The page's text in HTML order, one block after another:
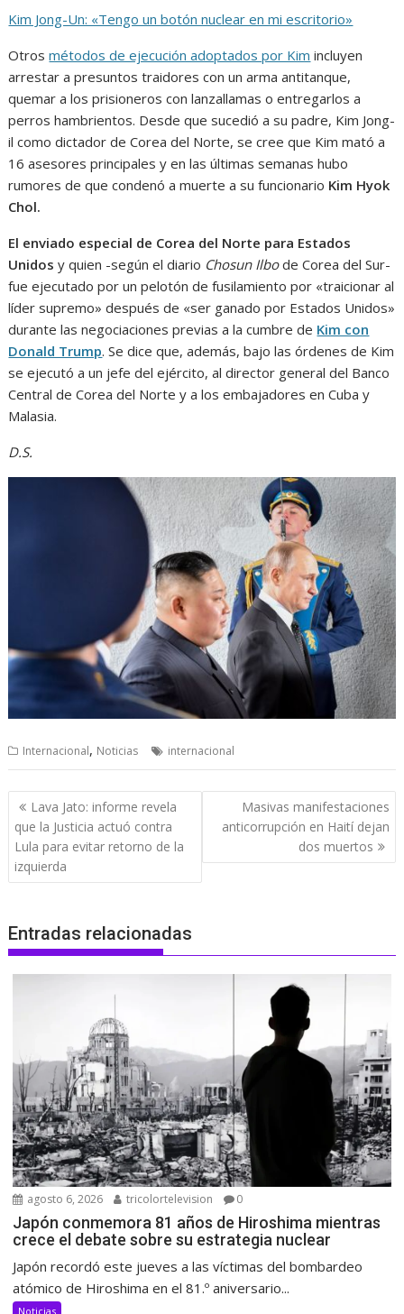
Kim Jong-Un: «Tengo un botón nuclear en mi escritorio»
Otrosmétodos de ejecución adoptados por Kim incluyen
arrestar a presuntos traidores con un arma antitanque,
quemar a los prisioneros con lanzallamas o entregarlos a
perros hambrientos. Desde que sucedió a su padre, Kim Jong-
il como dictador de Corea del Norte, se cree que Kim mató a
16 asesores principales y en las últimas semanas hubo
rumores de que condenó a muerte a su funcionario Kim Hyok
Chol.
El enviado especial de Corea del Norte para Estados
Unidos y quien -según el diario Chosun Ilbode Corea del Sur-
fue ejecutado por un pelotón de fusilamiento por «traicionar al
líder supremo» después de «ser ganado por Estados Unidos»
durante las negociaciones previas a la cumbre de Kim con
Donald Trump. Se dice que, además, bajo las órdenes de Kim
se ejecutó a un jefe del ejército, al director general del Banco
Central de Corea del Norte y a los embajadores en Cuba y
Malasia.
D.S.
Internacional, Noticias internacional
Navegación
de
entradas
Lava Jato: informe revela
que la Justicia actuó contra
Lula para evitar retorno de la
izquierda
Masivas manifestaciones
anticorrupción en Haití dejan
dos muertos
Entradas relacionadas
agosto 6, 2026 tricolortelevision 0
Japón conmemora 81 años de Hiroshima mientras
crece el debate sobre su estrategia nuclear
Japón recordó este jueves a las víctimas del bombardeo
atómico de Hiroshima en el 81.º aniversario...
Noticias